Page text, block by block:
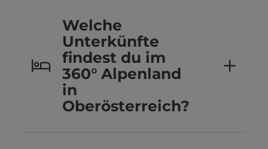
Welche
Unterkünfte
findest du im
360° Alpenland
in
Oberösterreich?